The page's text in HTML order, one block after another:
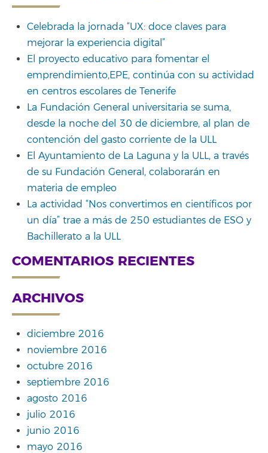
Celebrada la jornada “UX: doce claves para
mejorar la experiencia digital”
El proyecto educativo para fomentar el
emprendimiento,EPE, continúa con su actividad
en centros escolares de Tenerife
La Fundación General universitaria se suma,
desde la noche del 30 de diciembre, al plan de
contención del gasto corriente de la ULL
El Ayuntamiento de La Laguna y la ULL, a través
de su Fundación General, colaborarán en
materia de empleo
La actividad “Nos convertimos en científicos por
un día” trae a más de 250 estudiantes de ESO y
Bachillerato a la ULL
COMENTARIOS RECIENTES
ARCHIVOS
diciembre 2016
noviembre 2016
octubre 2016
septiembre 2016
agosto 2016
julio 2016
junio 2016
mayo 2016